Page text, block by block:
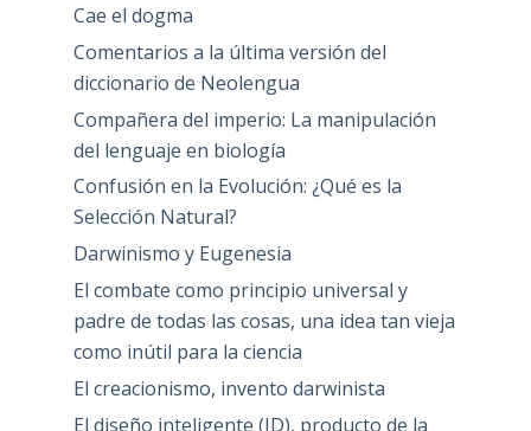
Cae el dogma
Comentarios a la última versión del
diccionario de Neolengua
Compañera del imperio: La manipulación
del lenguaje en biología
Confusión en la Evolución: ¿Qué es la
Selección Natural?
Darwinismo y Eugenesia
El combate como principio universal y
padre de todas las cosas, una idea tan vieja
como inútil para la ciencia
El creacionismo, invento darwinista
El diseño inteligente (ID), producto de la